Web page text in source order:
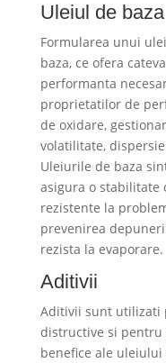
Uleiul de baza
Formularea unui
baza, ce ofera
performanta
proprietatilor de
de oxidare,
volatilitate,
Uleiurile de baza
asigura o stabilitate
rezistente la
prevenirea
rezista la evaporare.
Aditivii
Aditivii sunt utilizati
distructive si
benefice ale uleiului